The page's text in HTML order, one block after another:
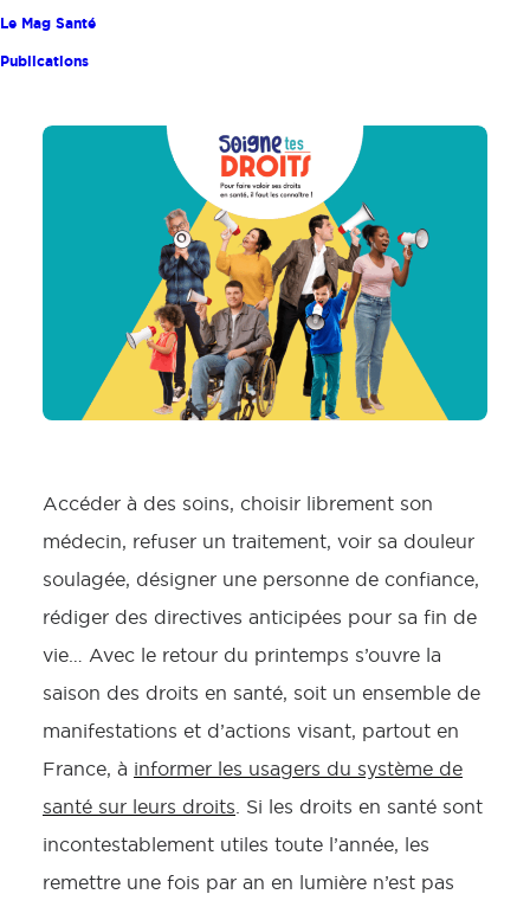
Le Mag Santé
Publications
Accéder à des soins, choisir librement son
médecin, refuser un traitement, voir sa douleur
soulagée, désigner une personne de confiance,
rédiger des directives anticipées pour sa fin de
vie… Avec le retour du printemps s’ouvre la
saison des droits en santé, soit un ensemble de
manifestations et d’actions visant, partout en
France, à informer les usagers du système de
santé sur leurs droits . Si les droits en santé sont
incontestablement utiles toute l’année, les
remettre une fois par an en lumière n’est pas